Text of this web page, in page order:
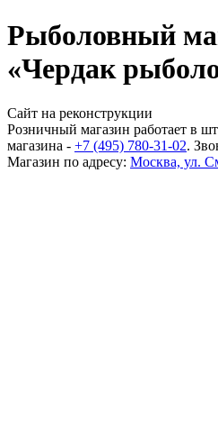
Рыболовный
«Чердак
Сайт на реконструкции
Розничный магазин работает в
магазина - +7 (495) 780-31-02.
Магазин по адресу: Москва, ул.